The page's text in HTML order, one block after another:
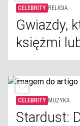
CELEBRITY RELIGIA
Gwiazdy,
księżmi
CELEBRITY MUZYKA
Stardust: